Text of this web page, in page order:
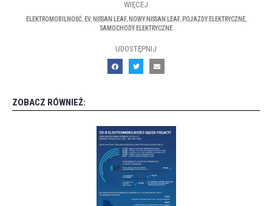
WIĘCEJ
ELEKTROMOBILNOŚĆ EV, NISSAN LEAF, NOWY NISSAN LEAF, POJAZDY ELEKTRYCZNE,
SAMOCHODY ELEKTRYCZNE
UDOSTĘPNIJ
ZOBACZ RÓWNIEŻ: